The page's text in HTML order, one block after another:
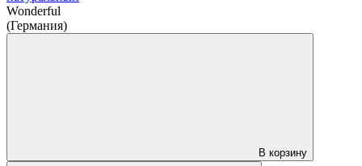
Wonderful
(Германия)
В корзину